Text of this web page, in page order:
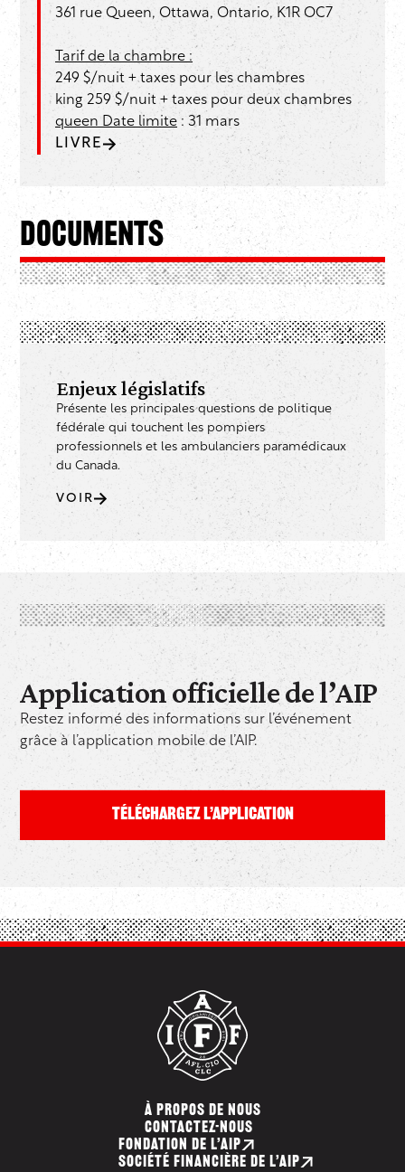
361 rue Queen, Ottawa, Ontario, K1R OC7
Tarif de la chambre :
249 $/nuit + taxes pour les chambres
king 259 $/nuit + taxes pour deux chambres
queen Date limite : 31 mars
LIVRE
Documents
Enjeux législatifs
Présente les principales questions de politique
fédérale qui touchent les pompiers
professionnels et les ambulanciers paramédicaux
du Canada.
VOIR
Application officielle de l’AIP
Restez informé des informations sur l’événement
grâce à l’application mobile de l’AIP.
TÉLÉCHARGEZ L’APPLICATION
À PROPOS DE NOUS
CONTACTEZ-NOUS
FONDATION DE L’AIP
SOCIÉTÉ FINANCIÈRE DE L’AIP